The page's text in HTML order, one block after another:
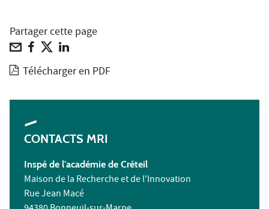
Partager cette page
Télécharger en PDF
CONTACTS MRI
Inspé de l'académie de Créteil
Maison de la Recherche et de l'Innovation
Rue Jean Macé